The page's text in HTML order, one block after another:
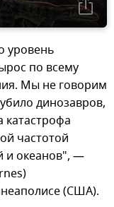
уровень
по всему
Мы не говорим
динозавров,
катастрофа
частотой
и океанов", —
(США).